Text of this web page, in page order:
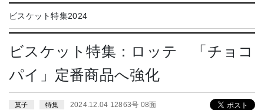
ビスケット特集2024
ビスケット特集：ロッテ 「チョコ
パイ」定番商品へ強化
菓子 特集 2024.12.04 12863号 08面